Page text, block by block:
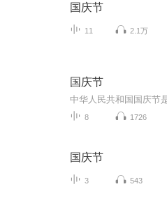
国庆节
11 2.1万
国庆节
8 1726
国庆节
3 543